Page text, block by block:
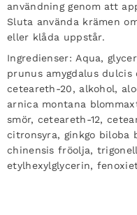
användning genom att
Sluta använda krämen
eller klåda uppstår.
Ingredienser: Aqua,
prunus amygdalus
ceteareth-20, alkohol,
arnica montana
smör, ceteareth-12,
citronsyra, ginkgo biloba
chinensis fröolja,
etylhexylglycerin,